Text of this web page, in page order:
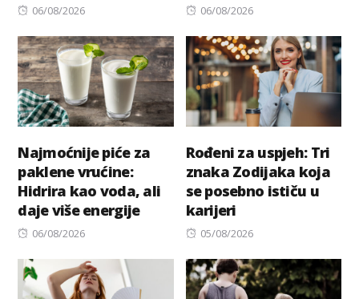
Posted
06/08/2026
Posted
06/08/2026
Najmoćnije piće za
paklene vrućine:
Hidrira kao voda, ali
daje više energije
Posted
06/08/2026
Rođeni za uspjeh: Tri
znaka Zodijaka koja
se posebno ističu u
karijeri
Posted
05/08/2026